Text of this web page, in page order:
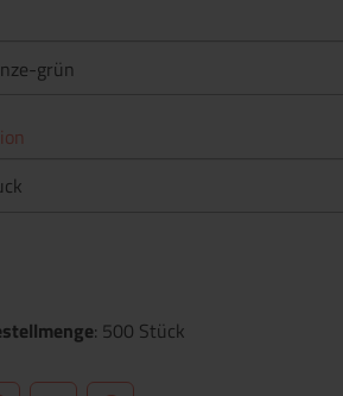
grün
: 500 Stück